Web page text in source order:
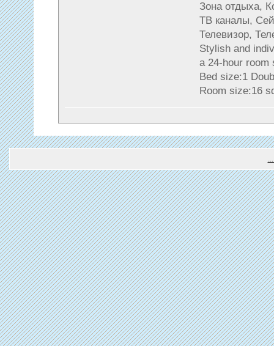
Зона отдыха,
ТВ каналы,
Телевизор,
Stylish and
a 24-hour room
Bed size:1
Room size:16